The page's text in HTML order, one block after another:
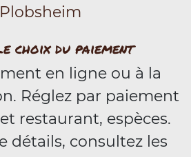
Plobsheim
choix du paiement
en ligne ou à la
Réglez par paiement
restaurant, espèces.
détails, consultez les